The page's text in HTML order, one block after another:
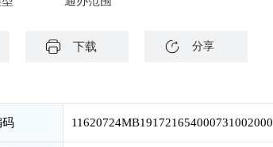
下载 分享
码 11620724MB191721654000731002000